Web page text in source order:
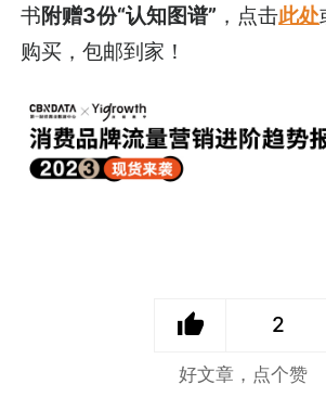
书附赠3份“认知图谱” ，点击此处
购买，包邮到家！
2
好文章，点个赞